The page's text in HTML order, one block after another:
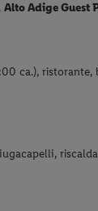
Alto Adige Guest
ca.), ristorante,